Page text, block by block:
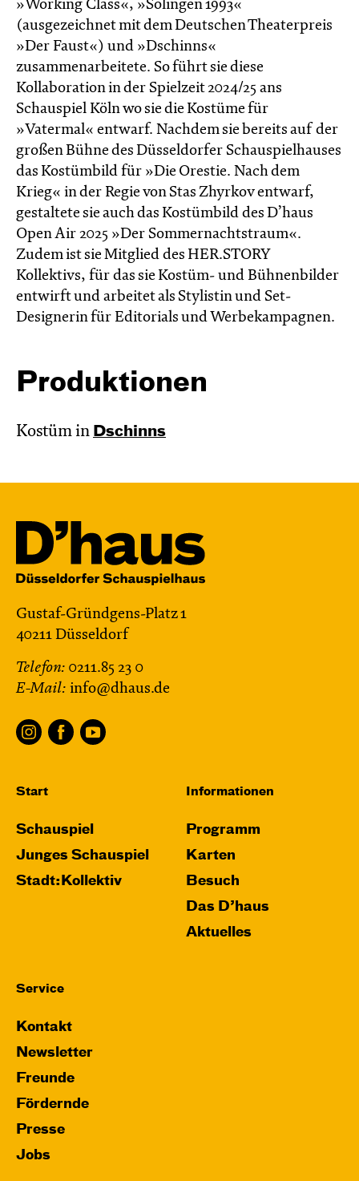
»Working Class«, »Solingen 1993«
(ausgezeichnet mit dem Deutschen Theaterpreis
»Der Faust«) und »Dschinns«
zusammenarbeitete. So führt sie diese
Kollaboration in der Spielzeit 2024/25 ans
Schauspiel Köln wo sie die Kostüme für
»Vatermal« entwarf. Nachdem sie bereits auf der
großen Bühne des Düsseldorfer Schauspielhauses
das Kostümbild für »Die Orestie. Nach dem
Krieg« in der Regie von Stas Zhyrkov entwarf,
gestaltete sie auch das Kostümbild des D’haus
Open Air 2025 »Der Sommernachtstraum«.
Zudem ist sie Mitglied des HER.STORY
Kollektivs, für das sie Kostüm- und Bühnenbilder
entwirft und arbeitet als Stylistin und Set-
Designerin für Editorials und Werbekampagnen.
Produktionen
Kostüm in Dschinns
Gustaf-Gründgens-Platz 1
40211 Düsseldorf
Telefon: 0211.85 23 0
E-Mail: info@dhaus.de
Start
Schauspiel
Junges Schauspiel
Stadt:Kollektiv
Informationen
Programm
Karten
Besuch
Das D’haus
Aktuelles
Service
Kontakt
Newsletter
Freunde
Fördernde
Presse
Jobs